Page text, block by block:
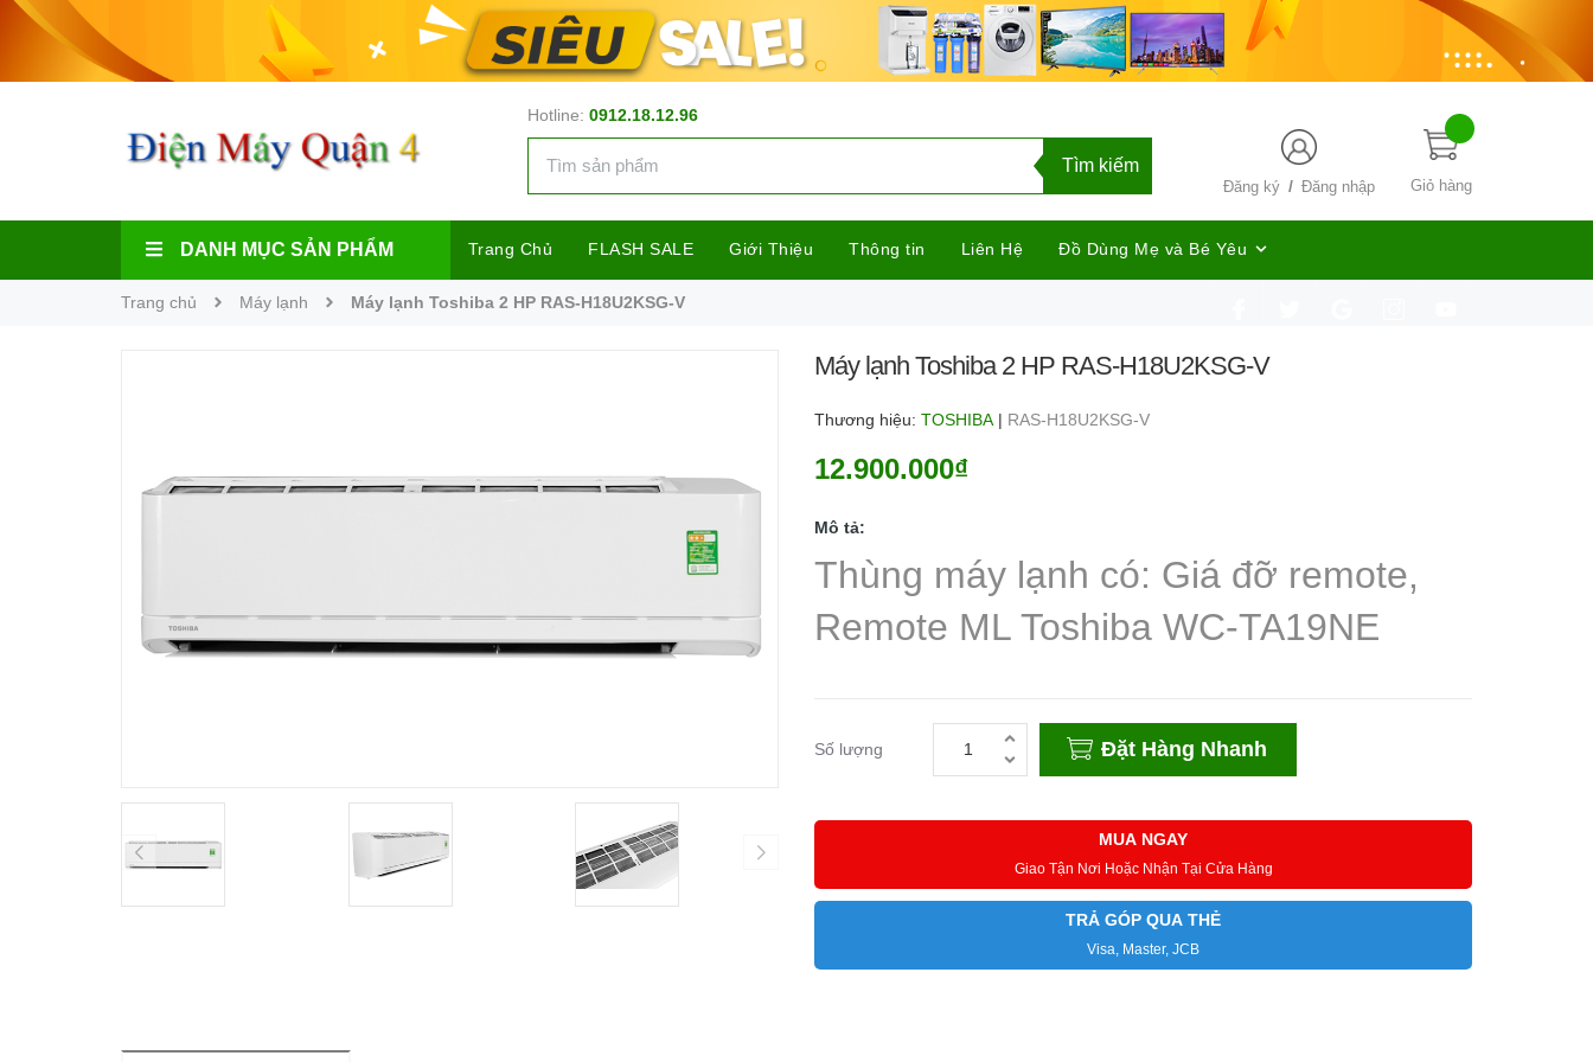
Giỏ hàng
Đăng ký / Đăng nhập
Hotline: 0912.18.12.96
Tìm kiếm
DANH MỤC SẢN PHẨM Trang Chủ FLASH SALE Giới Thiệu Thông tin Liên Hệ Đồ Dùng Mẹ và Bé Yêu
Trang chủ Máy lạnh Máy lạnh Toshiba 2 HP RAS-H18U2KSG-V
Máy lạnh Toshiba 2 HP RAS-H18U2KSG-V
Thương hiệu: TOSHIBA | RAS-H18U2KSG-V
12.900.000₫
Mô tả:
Thùng máy lạnh có: Giá đỡ remote,
Remote ML Toshiba WC-TA19NE
Số lượng Đặt Hàng Nhanh
MUA NGAY
Giao Tận Nơi Hoặc Nhận Tại Cửa Hàng
TRẢ GÓP QUA THẺ
Visa, Master, JCB